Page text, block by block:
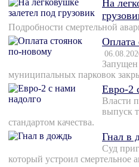
На
Подробности смертельной
Оплата
муниципальных парковок
Евро-2
Власти
выпуск
стандартом качества.
Гнал в
Суд
который устроил смертельное